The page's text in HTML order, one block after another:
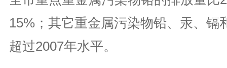
15%；其它重金属污染物铅、汞、镉
超过2007年水平。